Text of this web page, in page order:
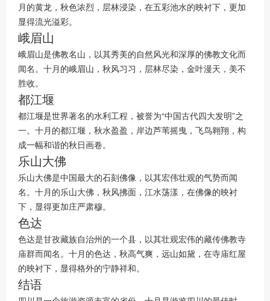
月的黄龙，秋色浓烈，层林浸染，在五彩池水的映衬下，更加
显得流光溢彩。
峨眉山
峨眉山是佛教名山，以其秀美的自然风光和深厚的佛教文化而
闻名。十月的峨眉山，秋风习习，层林尽染，金叶漫天，美不
胜收。
都江堰
都江堰是世界著名的水利工程，被誉为“中国古代四大发明”之
一。十月的都江堰，秋水盈盈，岸边芦苇摇曳，飞鸟翱翔，构
成一幅和谐的秋日画卷。
乐山大佛
乐山大佛是中国最大的石刻佛像，以其宏伟壮观的气势而闻
名。十月的乐山大佛，秋风拂面，江水荡漾，在佛像的映衬
下，显得更加庄严肃穆。
色达
色达是甘孜藏族自治州的一个县，以其壮观宏伟的藏传佛教寺
庙群而闻名。十月的色达，秋高气爽，远山如黛，在寺庙红屋
的映衬下，显得格外的宁静祥和。
结语